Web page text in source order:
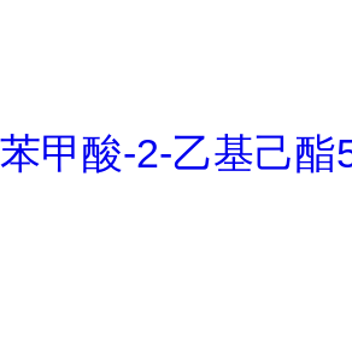
苯甲酸-2-乙基己酯